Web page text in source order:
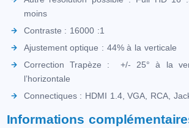
moins
Contraste : 16000 :1
Ajustement optique : 44% à la verticale
Correction Trapèze : +/- 25° à la
l’horizontale
Connectiques : HDMI 1.4, VGA, RCA,
Informations